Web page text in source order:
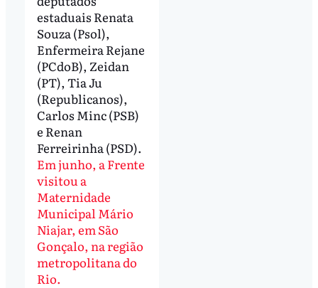
estaduais Renata
Souza (Psol),
Enfermeira Rejane
(PCdoB), Zeidan
(PT), Tia Ju
(Republicanos),
Carlos Minc (PSB)
e Renan
Ferreirinha (PSD).
Em junho, a Frente
visitou a
Maternidade
Municipal Mário
Niajar, em São
Gonçalo, na região
metropolitana do
Rio.